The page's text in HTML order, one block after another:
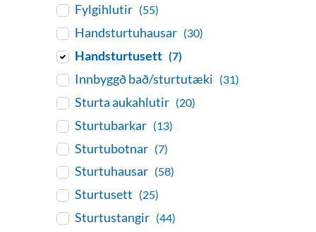
Fylgihlutir (55)
Handsturtuhausar (30)
Handsturtusett (7)
Innbyggð bað/sturtutæki (31)
Sturta aukahlutir (20)
Sturtubarkar (13)
Sturtubotnar (7)
Sturtuhausar (58)
Sturtusett (25)
Sturtustangir (44)